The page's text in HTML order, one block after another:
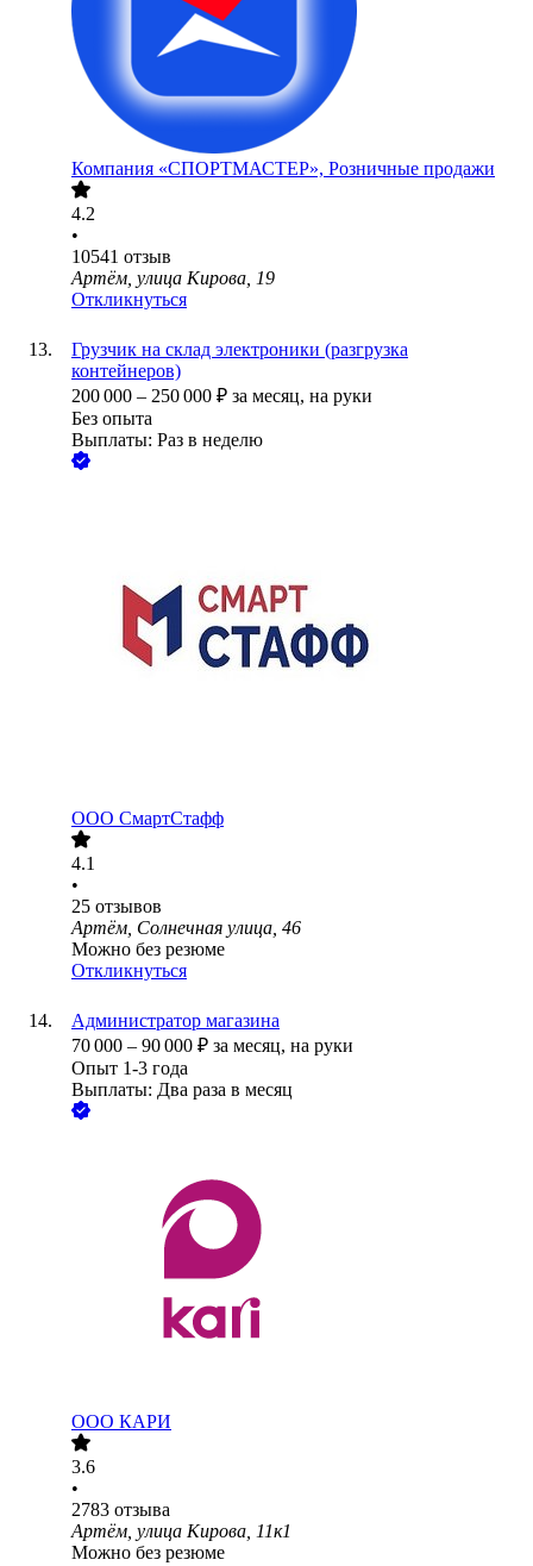
Компания «СПОРТМАСТЕР», Розничные продажи
4.2
•
10541 отзыв
Артём, улица Кирова, 19
Откликнуться
Грузчик на склад электроники (разгрузка
контейнеров)
200 000 – 250 000 ₽ за месяц, на руки
Без опыта
Выплаты: Раз в неделю
ООО СмартСтафф
4.1
•
25 отзывов
Артём, Солнечная улица, 46
Можно без резюме
Откликнуться
Администратор магазина
70 000 – 90 000 ₽ за месяц, на руки
Опыт 1-3 года
Выплаты: Два раза в месяц
ООО КАРИ
3.6
•
2783 отзыва
Артём, улица Кирова, 11к1
Можно без резюме